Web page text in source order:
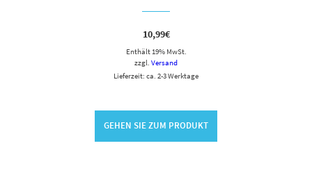
10,99€
Enthält 19% MwSt.
zzgl. Versand
Lieferzeit: ca. 2-3 Werktage
GEHEN SIE ZUM PRODUKT